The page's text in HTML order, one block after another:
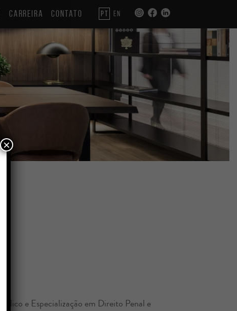
CARREIRA CONTATO PT EN
e Especialização em Direito Penal e
×